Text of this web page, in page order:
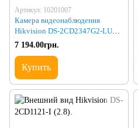
Артикул: 10201007
Камера видеонаблюдения
Hikvision DS-2CD2347G2-LU
(2.8) (C) black
7 194.00грн.
Купить